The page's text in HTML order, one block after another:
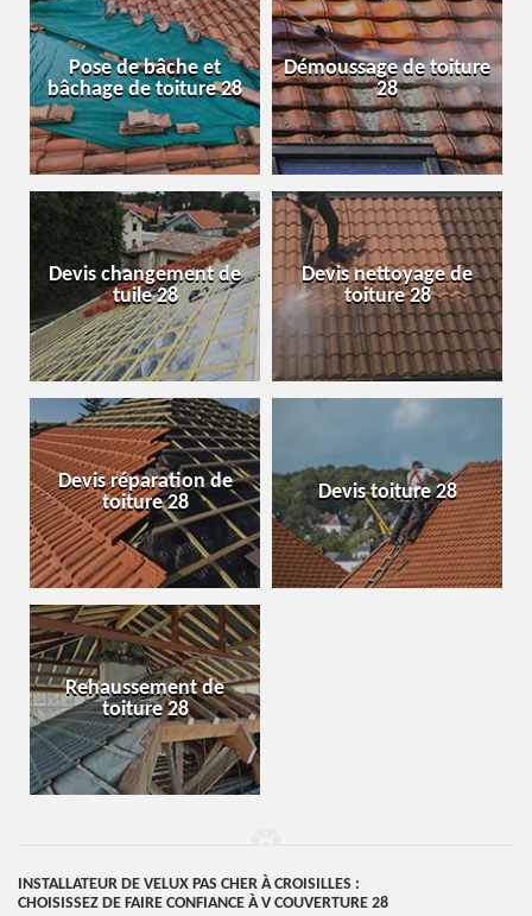
Pose de bâche et
bâchage de toiture 28
Démoussage de toiture
28
Devis changement de
tuile 28
Devis nettoyage de
toiture 28
Devis réparation de
toiture 28
Devis toiture 28
Rehaussement de
toiture 28
INSTALLATEUR DE VELUX PAS CHER À CROISILLES :
CHOISISSEZ DE FAIRE CONFIANCE À V COUVERTURE 28